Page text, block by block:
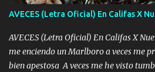
AVECES (Letra Oficial) En Califas X
AVECES (Letra Oficial) En Califas X
me enciendo un Marlboro a veces me
bien apestosa A veces me he visto